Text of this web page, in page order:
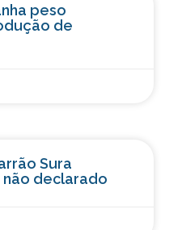
peso
de
Sura
não declarado